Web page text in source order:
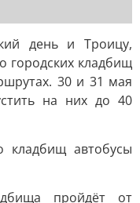
день и Троицу,
городских кладбищ
30 и 31 мая
на них до 40
кладбищ автобусы
пройдёт от